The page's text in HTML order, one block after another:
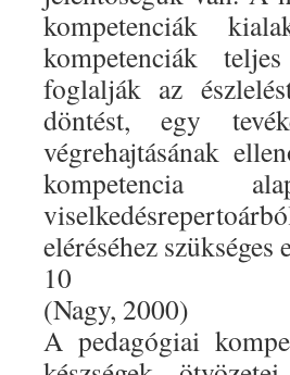
kompetenciák
kompetenciák
foglalják az
döntést, egy
végrehajtásának
kompetencia
eléréséhez szükséges
10
(Nagy, 2000)
A pedagógiai